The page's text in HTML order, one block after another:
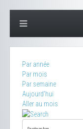
Par année
Par mois
Par semaine
Aujourd'hui
Aller au mois